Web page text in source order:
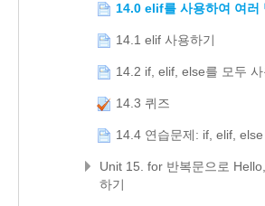
14.0 elif를 사용하여 여러
14.1 elif 사용하기
14.2 if, elif, else를 모두 사
14.3 퀴즈
14.4 연습문제: if, elif,
Unit 15. for 반복문으로
하기